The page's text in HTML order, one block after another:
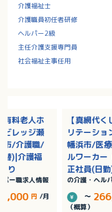
介護福祉士
介護職員初任者研修
ヘルパー2級
主任介護支援専門員
社会福祉主事任用
【真網代
リテーショ
幡浜市/医
ルワーカー
正社員(日
社会福祉士
の介護・ヘル
～
（概算）
有料老人ホ
レッジ瀬
市/介護職/
替)|介護福
り
ー職求人情報
円 /月